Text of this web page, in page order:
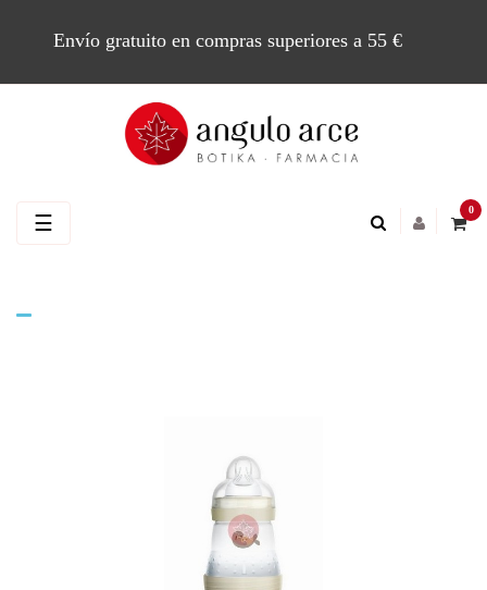
Envío gratuito en compras superiores a 55 €
0
Navegación
☰